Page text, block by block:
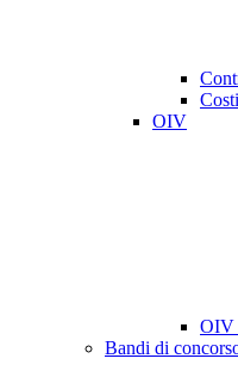
OIV
OIV
Bandi di